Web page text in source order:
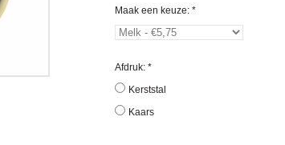
Maak een keuze: *
Afdruk: *
Kerststal
Kaars